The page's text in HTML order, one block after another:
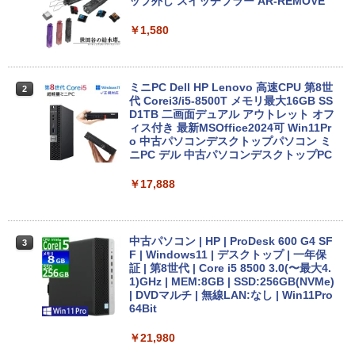
ライブ非搭載 | 無線LAN:あり | Webカメ
￥25,980
【最新Office2024】中古ノート Lenovo
ThinkPad L580 第8世代Core i5 大画面
SD 1TB テンキー付き Webカメラ内蔵 U
古パソコン 中古PC オフィス 中古
￥26,800
【マラソンP5倍/10%オフクーポン】【ワ
レノボ Lenovo ThinkPad L380 第8世代
￥1,580
2
ミニPC Dell HP Lenovo 高速CPU 第8世
代 Corei3/i5-8500T メモリ最大16GB SS
D1TB 二画面デュアル アウトレット オフ
ィス付き 最新MSOffice2024可 Win11Pr
o 中古パソコンデスクトップパソコン ミ
ニPC デル 中古パソコンデスクトップPC
￥17,888
3
中古パソコン | HP | ProDesk 600 G4 SF
F | Windows11 | デスクトップ | 一年保
証 | 第8世代 | Core i5 8500 3.0(〜最大4.
1)GHz | MEM:8GB | SSD:256GB(NVMe)
| DVDマルチ | 無線LAN:なし | Win11Pro
64Bit
￥21,980